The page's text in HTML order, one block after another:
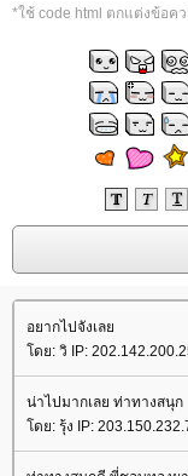
*ใช้ code html ตกแต่งข้อค
อยากไปจังเล
ดย: วิ IP:
น่าไปมากเลย ท่าทางสนุก
ดย: รุ้ง IP: